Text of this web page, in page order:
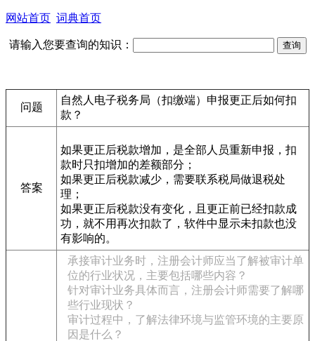
网站首页 词典首页
请输入您要查询的知识：
问题
自然人电子税务局（扣缴端）申报更正后如何扣
款？
答案
如果更正后税款增加，是全部人员重新申报，扣
款时只扣增加的差额部分；
如果更正后税款减少，需要联系税局做退税处
理；
如果更正后税款没有变化，且更正前已经扣款成
功，就不用再次扣款了，软件中显示未扣款也没
有影响的。
承接审计业务时，注册会计师应当了解被审计单
位的行业状况，主要包括哪些内容？
针对审计业务具体而言，注册会计师需要了解哪
些行业现状？
审计过程中，了解法律环境与监管环境的主要原
因是什么？